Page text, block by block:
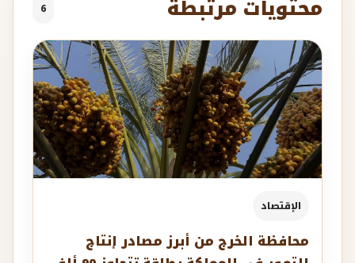
محتويات مرتبطة 6
الإقتصاد
محافظة الخرج من أبرز مصادر إنتاج